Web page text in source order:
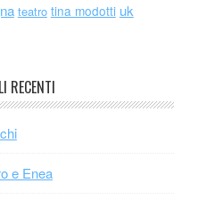
teatro tina modotti uk
RECENTI
e Enea